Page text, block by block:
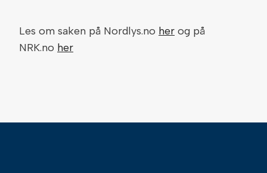
Les om saken på Nordlys.no her og på
NRK.no her